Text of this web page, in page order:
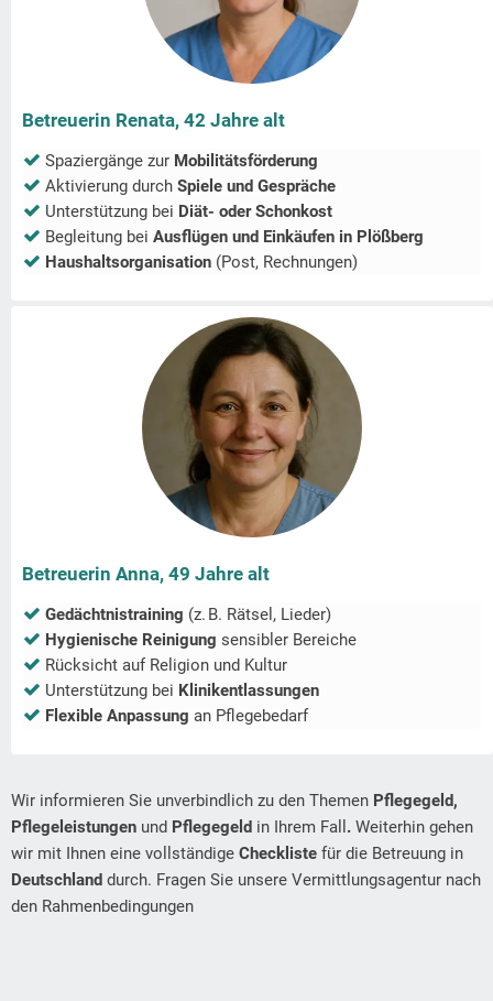
Betreuerin Renata, 42 Jahre alt
Spaziergänge zur Mobilitätsförderung
Aktivierung durch Spiele und Gespräche
Unterstützung bei Diät- oder Schonkost
Begleitung bei Ausflügen und Einkäufen in Plößberg
Haushaltsorganisation (Post, Rechnungen)
Betreuerin Anna, 49 Jahre alt
Gedächtnistraining (z. B. Rätsel, Lieder)
Hygienische Reinigung sensibler Bereiche
Rücksicht auf Religion und Kultur
Unterstützung bei Klinikentlassungen
Flexible Anpassung an Pflegebedarf
Wir informieren Sie unverbindlich zu den Themen Pflegegeld,
Pflegeleistungen und Pflegegeld in Ihrem Fall . Weiterhin gehen
wir mit Ihnen eine vollständige Checkliste für die Betreuung in
Deutschland durch. Fragen Sie unsere Vermittlungsagentur nach
den Rahmenbedingungen